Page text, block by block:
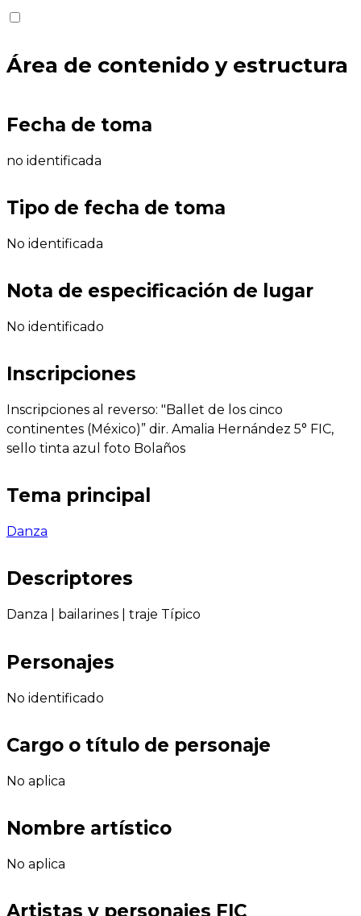
Área de contenido y estructura
Fecha de toma
no identificada
Tipo de fecha de toma
No identificada
Nota de especificación de lugar
No identificado
Inscripciones
Inscripciones al reverso: "Ballet de los cinco
continentes (México)” dir. Amalia Hernández 5° FIC,
sello tinta azul foto Bolaños
Tema principal
Danza
Descriptores
Danza bailarines traje Típico
Personajes
No identificado
Cargo o título de personaje
No aplica
Nombre artístico
No aplica
Artistas y personajes FIC